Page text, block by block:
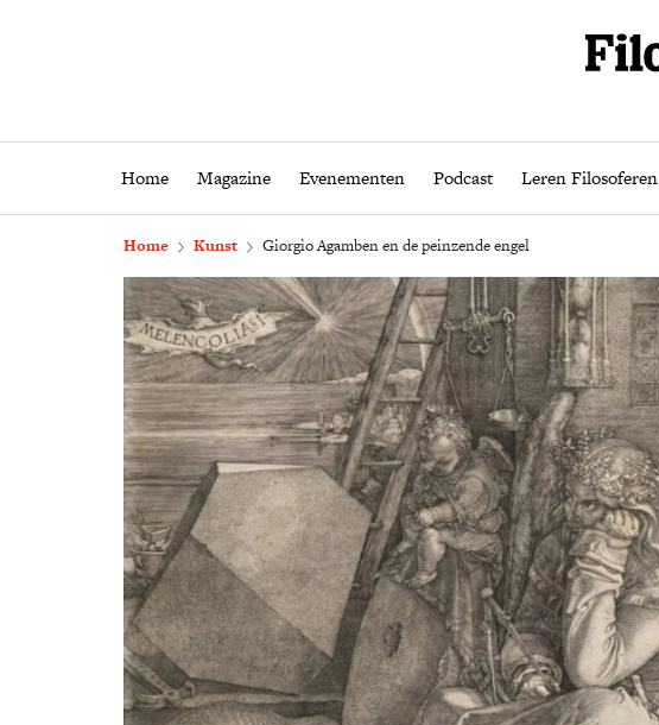
Home Magazine Evenementen Podcast Leren Filosoferen
Home Magazine Evenementen Podcast
Home Kunst Giorgio Agamben en de peinzende engel